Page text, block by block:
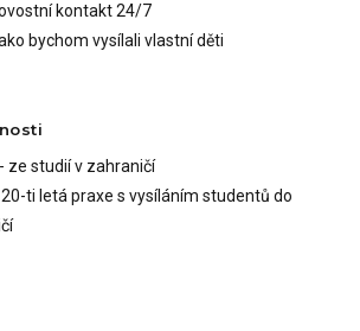
kontakt 24/7
bychom vysílali vlastní děti
ze studií v zahraničí
ti letá praxe s vysíláním studentů do